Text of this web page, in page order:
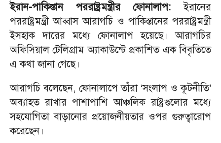
ইরান-পাকিস্তান পররাষ্ট্রমন্ত্রীর ফোনালাপ:ইরানের
পররাষ্ট্রমন্ত্রী আব্বাস আরাগচি ও পাকিস্তানের পররাষ্ট্রমন্ত্রী
ইসহাক দারের মধ্যে ফোনালাপ হয়েছে। আরাগচির
অফিসিয়াল টেলিগ্রাম অ্যাকাউন্টে প্রকাশিত এক বিবৃতিতে
এ কথা জানা গেছে।
আরাগচি বলেছেন, ফোনালাপে তাঁরা ‘সংলাপ ও কূটনীতি’
অব্যাহত রাখার পাশাপাশি আঞ্চলিক রাষ্ট্রগুলোর মধ্যে
সহযোগিতা বাড়ানোর প্রয়োজনীয়তার ওপর গুরুত্বারোপ
করেছেন।